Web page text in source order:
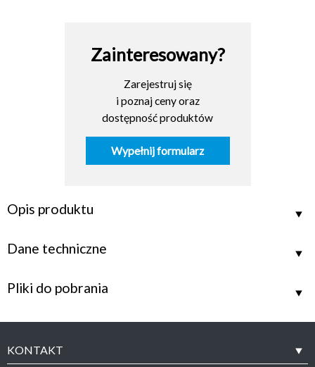
Zainteresowany?
Zarejestruj się
i poznaj ceny oraz
dostępność produktów
Wypełnij formularz
Opis produktu
Dane techniczne
Pliki do pobrania
KONTAKT